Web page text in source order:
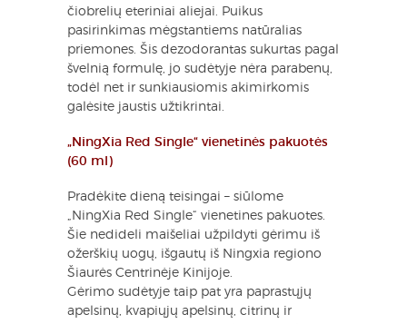
čiobrelių eteriniai aliejai. Puikus
pasirinkimas mėgstantiems natūralias
priemones. Šis dezodorantas sukurtas pagal
švelnią formulę, jo sudėtyje nėra parabenų,
todėl net ir sunkiausiomis akimirkomis
galėsite jaustis užtikrintai.
„NingXia Red Single“ vienetinės pakuotės
(60 ml)
Pradėkite dieną teisingai – siūlome
„NingXia Red Single“ vienetines pakuotes.
Šie nedideli maišeliai užpildyti gėrimu iš
ožerškių uogų, išgautų iš Ningxia regiono
Šiaurės Centrinėje Kinijoje.
Gėrimo sudėtyje taip pat yra paprastųjų
apelsinų, kvapiųjų apelsinų, citrinų ir